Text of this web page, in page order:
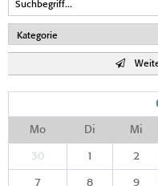
Mo Di Mi
30 1 2
7 8 9